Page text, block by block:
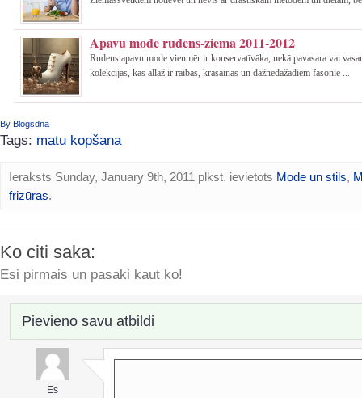
Apavu mode rudens-ziema 2011-2012
Rudens apavu mode vienmēr ir konservatīvāka, nekā pavasara vai
kolekcijas, kas allaž ir raibas, krāsainas un dažnedažādiem fasonie ...
By Blogsdna
Tags: matu kopšana
Ieraksts Sunday, January 9th, 2011 plkst. ievietots Mode un stils,
frizūras.
Ko citi saka:
Esi pirmais un pasaki kaut ko!
Pievieno savu atbildi
Es